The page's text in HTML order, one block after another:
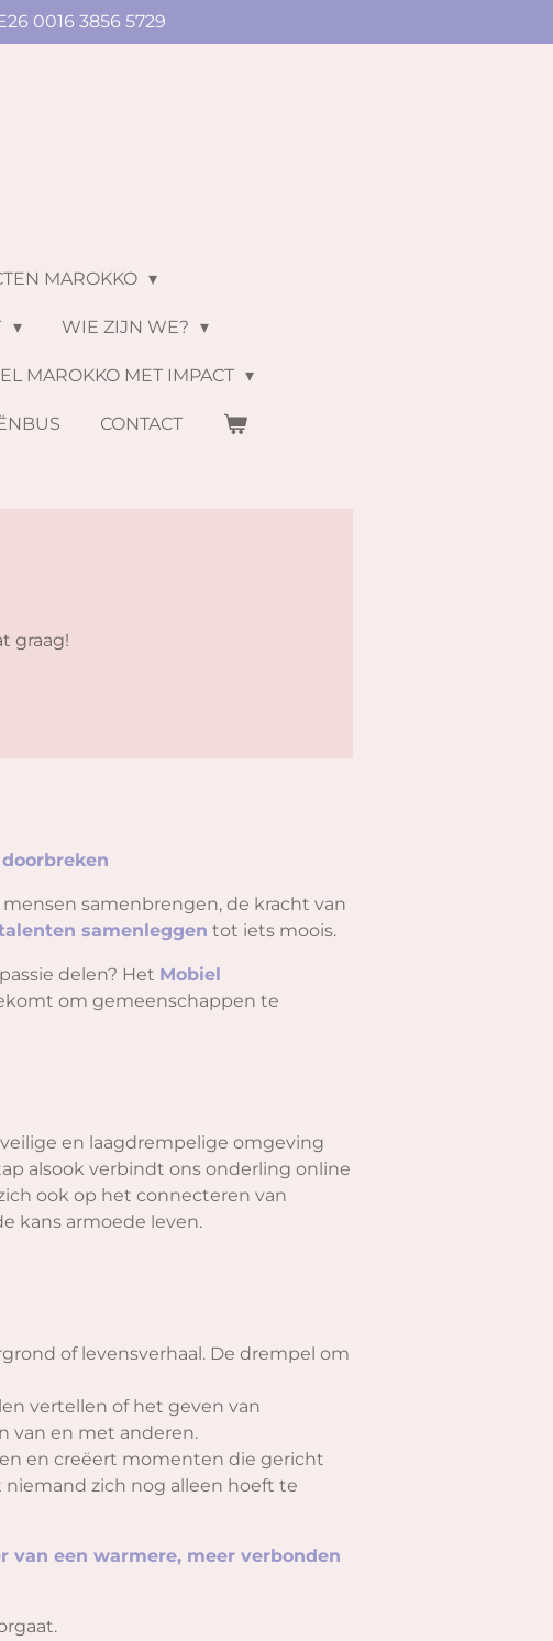
0016 3856 5729
MAROKKO
WIE ZIJN WE?
MAROKKO MET IMPACT
CONTACT
graag!
samenbrengen, de kracht van
samenleggen tot iets moois.
delen? Het Mobiel
om gemeenschappen te
en laagdrempelige omgeving
alsook verbindt ons onderling online
ook op het connecteren van
kans armoede leven.
of levensverhaal. De drempel om
vertellen of het geven van
van en met anderen.
en creëert momenten die gericht
zich nog alleen hoeft te
van een warmere, meer verbonden